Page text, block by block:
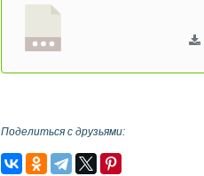
Поделиться с друзьями: